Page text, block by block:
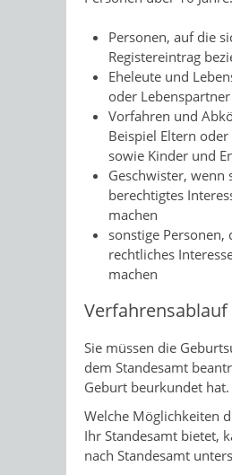
Personen, auf die
Registereintrag
Eheleute und
oder Lebenspartner
Vorfahren und
Beispiel Eltern
sowie Kinder und
Geschwister, wenn
berechtigtes
machen
sonstige Personen,
rechtliches
machen
Verfahrensablauf
Sie müssen die
dem Standesamt
Geburt beurkundet hat.
Welche Möglichkeiten
Ihr Standesamt bietet,
nach Standesamt